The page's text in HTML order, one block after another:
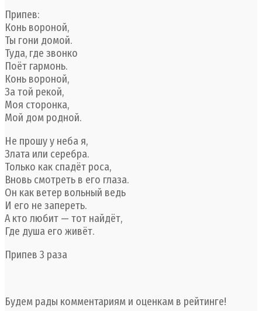
Припев:
Конь вороной,
Ты гони домой.
Туда, где звонко
Поёт гармонь.
Конь вороной,
За той рекой,
Моя сторонка,
Мой дом родной.
Не прошу у неба я,
Злата или серебра.
Только как спадёт роса,
Вновь смотреть в его глаза.
Он как ветер вольный ведь
И его не запереть.
А кто любит — тот найдёт,
Где душа его живёт.
Припев 3 раза
Будем рады комментариям и оценкам в рейтинге!